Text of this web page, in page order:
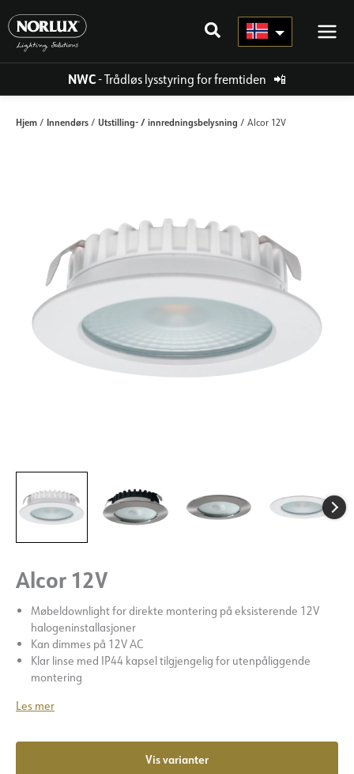
rett
innholdet
NWC- Trådløs lysstyring for fremtiden 📲
Hjem / Innendørs / Utstilling- / innredningsbelysning / Alcor 12V
Alcor 12V
Møbeldownlight for direkte montering på eksisterende 12V
halogeninstallasjoner
Kan dimmes på 12V AC
Klar linse med IP44 kapsel tilgjengelig for utenpåliggende
montering
Les mer
Vis varianter